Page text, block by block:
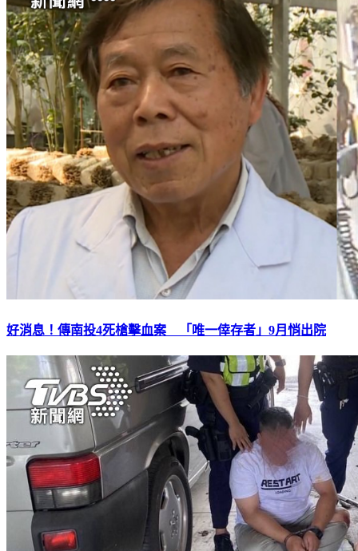
好消息！傳南投4死槍擊血案 「唯一倖存者」9月悄出院